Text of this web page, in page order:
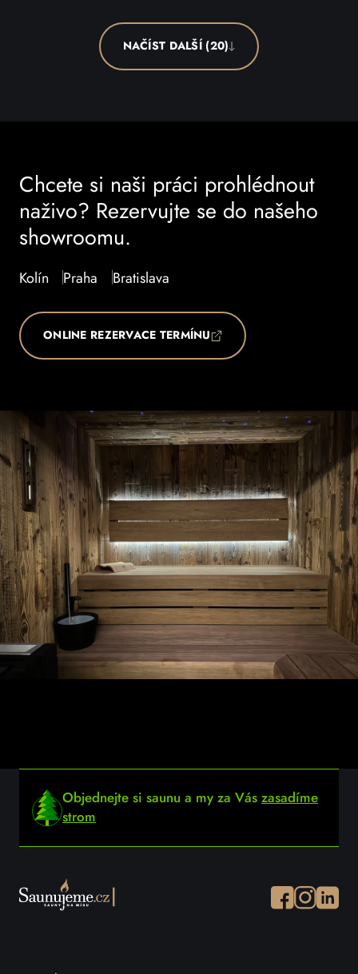
NAČÍST DALŠÍ (20)
Chcete si naši práci prohlédnout
naživo? Rezervujte se do našeho
showroomu.
Kolín Praha Bratislava
ONLINE REZERVACE TERMÍNU
Objednejte si saunu a my za Vás zasadíme
strom
Facebook
Instagram